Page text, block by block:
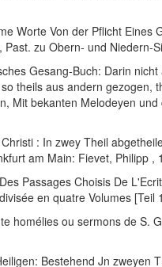
Worte Von der Pflicht Eines
zu Obern- und Niedern-
Gesang-Buch: Darin
theils aus andern
Mit bekanten Melodeyen
: In zwey Theil
am Main: Fievet, Philipp ,
Passages Choisis De
en quatre Volumes [Teil
homélies ou sermons de S.
Bestehend Jn zweyen